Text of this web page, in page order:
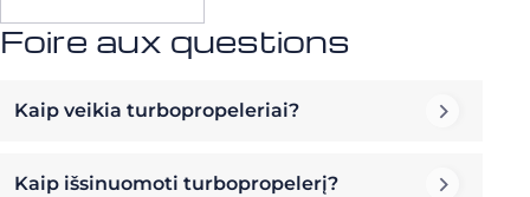
Foire aux questions
Kaip veikia turbopropeleriai?
Kaip išsinuomoti turbopropelerį?